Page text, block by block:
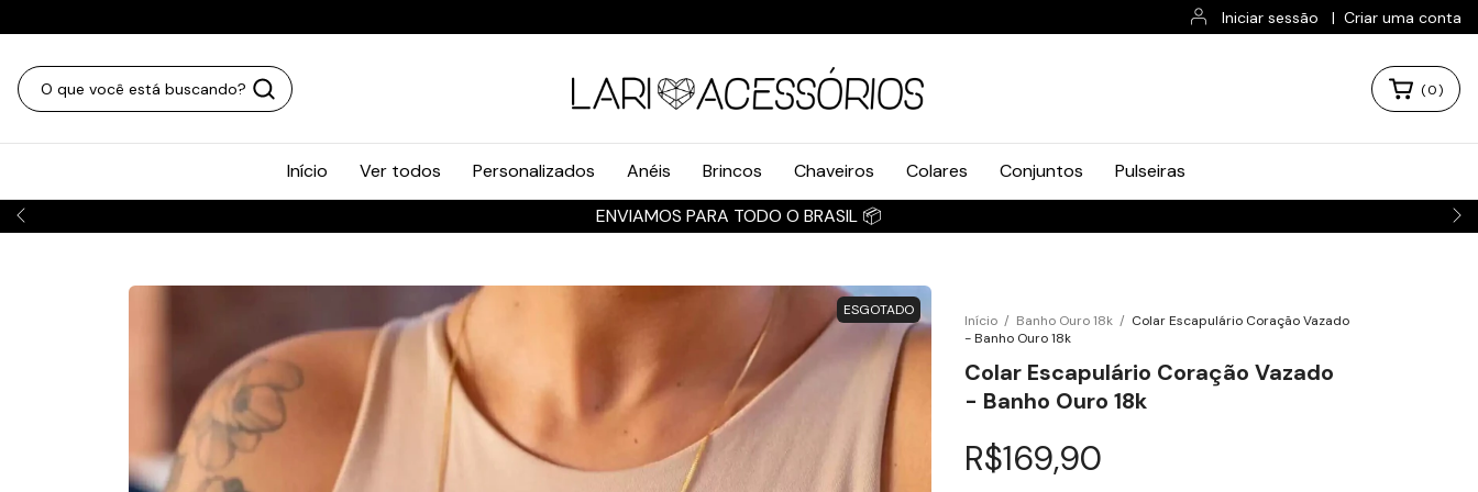
Iniciar sessão | Criar uma conta
ENVIAMOS PARA TODO O BRASIL 📦
(0)
Início Ver todos Personalizados Anéis Brincos Chaveiros Colares Conjuntos Pulseiras
ESGOTADO
Início / Banho Ouro 18k / Colar Escapulário Coração Vazado
- Banho Ouro 18k
Colar Escapulário Coração Vazado
- Banho Ouro 18k
R$169,90